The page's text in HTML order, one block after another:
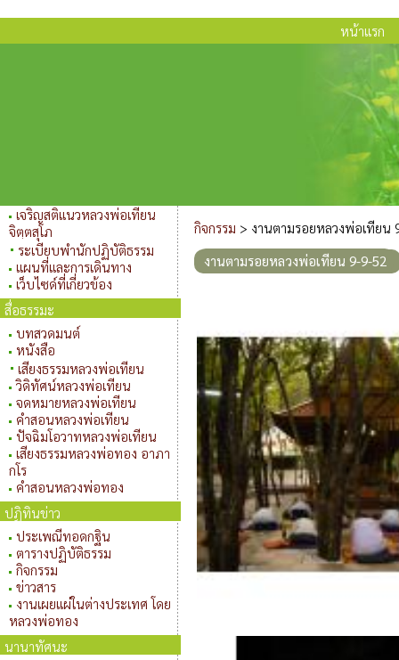
หน้าแรก
เจริญสติแนวหลวงพ่อเทียน
จิตฺตสุโภ
ระเบียบพำนักปฏิบัติธรรม
แผนที่และการเดินทาง
เว็บไซด์ที่เกี่ยวข้อง
สื่อธรรมะ
บทสวดมนต์
หนังสือ
เสียงธรรมหลวงพ่อเทียน
วิดิทัศน์หลวงพ่อเทียน
จดหมายหลวงพ่อเทียน
คำสอนหลวงพ่อเทียน
ปัจฉิมโอวาทหลวงพ่อเทียน
เสียงธรรมหลวงพ่อทอง อาภา
กโร
คำสอนหลวงพ่อทอง
ปฏิทินข่าว
ประเพณีทอดกฐิน
ตารางปฏิบัติธรรม
กิจกรรม
ข่าวสาร
งานเผยแผ่ในต่างประเทศ โดย
หลวงพ่อทอง
นานาทัศนะ
กิจกรรม > งานตามรอยหลวงพ่อเทียน
งานตามรอยหลวงพ่อเทียน 9-9-52